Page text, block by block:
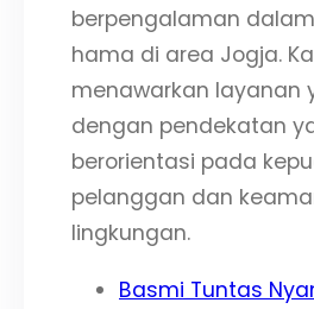
berpengalaman
hama di area Jogja.
menawarkan layanan
dengan pendekatan
berorientasi pada
pelanggan dan
lingkungan.
Basmi Tuntas